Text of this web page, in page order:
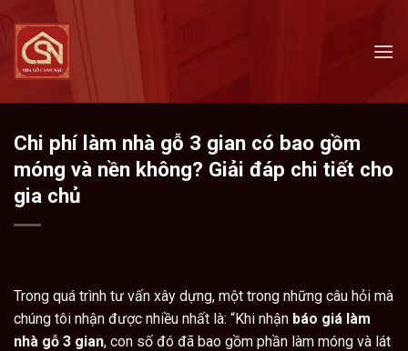
content
Chi phí làm nhà gỗ 3 gian có bao gồm
móng và nền không? Giải đáp chi tiết cho
gia chủ
Trong quá trình tư vấn xây dựng, một trong những câu hỏi mà
chúng tôi nhận được nhiều nhất là: “Khi nhận báo giá làm
nhà gỗ 3 gian, con số đó đã bao gồm phần làm móng và lát